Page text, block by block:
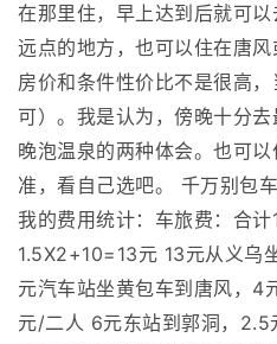
在那里住，早上达到后就可
远点的地方，也可以住在唐
房价和条件性价比不是很高
可）。我是认为，傍晚十分
晚泡温泉的两种体会。也可
准，看自己选吧。 千万别包
我的费用统计：车旅费：合计
1.5X2+10=13元 13元从义乌
元汽车站坐黄包车到唐风，4
元/二人 6元东站到郭洞，